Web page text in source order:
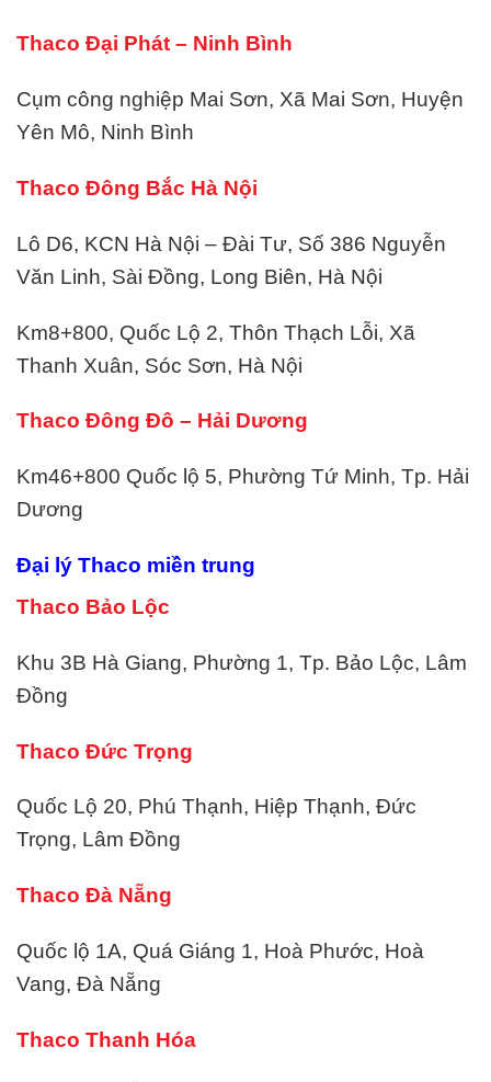
Thaco Đại Phát – Ninh Bình
Cụm công nghiệp Mai Sơn, Xã Mai Sơn, Huyện
Yên Mô, Ninh Bình
Thaco Đông Bắc Hà Nội
Lô D6, KCN Hà Nội – Đài Tư, Số 386 Nguyễn
Văn Linh, Sài Đồng, Long Biên, Hà Nội
Km8+800, Quốc Lộ 2, Thôn Thạch Lỗi, Xã
Thanh Xuân, Sóc Sơn, Hà Nội
Thaco Đông Đô – Hải Dương
Km46+800 Quốc lộ 5, Phường Tứ Minh, Tp. Hải
Dương
Đại lý Thaco miền trung
Thaco Bảo Lộc
Khu 3B Hà Giang, Phường 1, Tp. Bảo Lộc, Lâm
Đồng
Thaco Đức Trọng
Quốc Lộ 20, Phú Thạnh, Hiệp Thạnh, Đức
Trọng, Lâm Đồng
Thaco Đà Nẵng
Quốc lộ 1A, Quá Giáng 1, Hoà Phước, Hoà
Vang, Đà Nẵng
Thaco Thanh Hóa